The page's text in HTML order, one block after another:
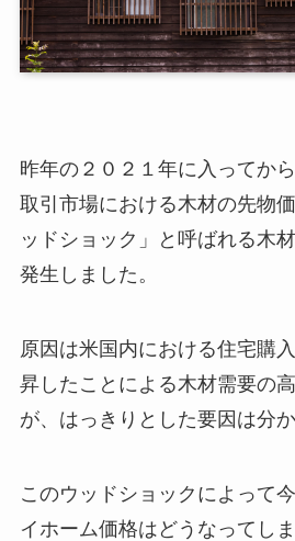
昨年の２０２１年に入ってか
取引市場における木材の先物
ッドショック」と呼ばれる木
発生しました。
原因は米国内における住宅購
昇したことによる木材需要の
が、はっきりとした要因は分
このウッドショックによって
イホーム価格はどうなってし